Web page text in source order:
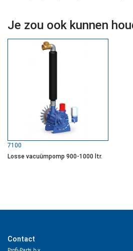
Je zou ook kunnen
7100
Losse vacuümpomp 900-1000 ltr.
Contact